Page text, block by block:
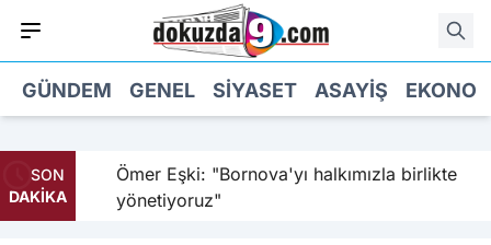
GÜNDEM GENEL SIYASET ASAYIŞ
SON
DAKİKA
Ömer Eşki: "Bornova'yı halkımızla birlikte
yönetiyoruz"